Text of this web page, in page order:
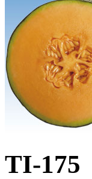
TI-175